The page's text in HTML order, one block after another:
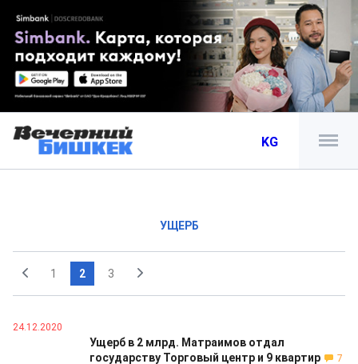
KG
УЩЕРБ
1 2 3
24.12.2020
Ущерб в 2 млрд. Матраимов отдал
государству Торговый центр и 9 квартир
7